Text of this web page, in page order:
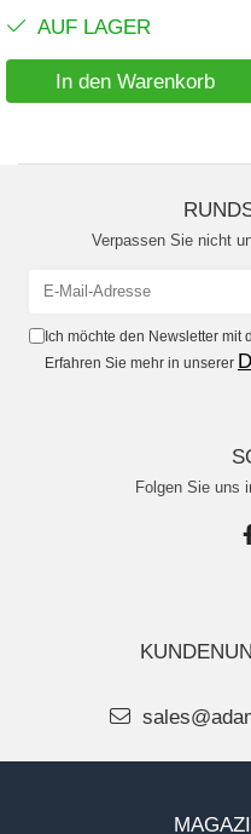
Speicher
Stress
Wohlbefinden &
AUF LAGER
In den Warenkorb
Verpassen Sie nicht
Ich möchte den Newsletter
Erfahren Sie mehr in unserer
Folgen Sie uns